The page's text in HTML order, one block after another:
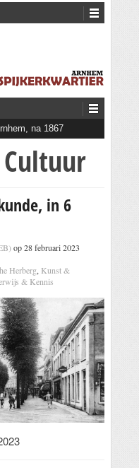
na 1867
in 6
op 28 februari 2023
Herberg, Kunst &
& Kennis